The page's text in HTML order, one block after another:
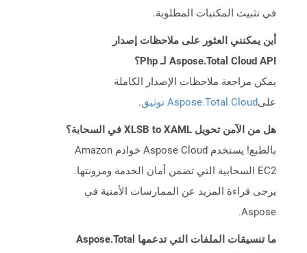
في تثبيت المكتبات المطلوبة.
أين يمكنني العثور على ملاحظات إصدار
Aspose.Total Cloud API لـ Php؟
يمكن مراجعة ملاحظات الإصدار الكاملة
علىAspose.Total Cloud توثيق .
هل من الآمن تحويل XLSB to XAML في السحابة؟
بالطبع! يستخدم Aspose Cloud خوادم Amazon
EC2 السحابية التي تضمن أمان الخدمة ومرونتها.
يرجى قراءة المزيد عن الممارسات الأمنية في
Aspose.
ما تنسيقات الملفات التي تدعمها Aspose.Total